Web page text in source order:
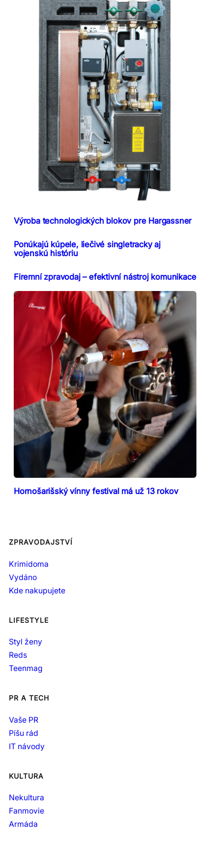
Výroba technologických blokov pre Hargassner
Ponúkajú kúpele, liečivé singletracky aj
vojenskú históriu
Firemní zpravodaj – efektivní nástroj komunikace
Hornošarišský vínny festival má už 13 rokov
ZPRAVODAJSTVÍ
Krimidoma
Vydáno
Kde nakupujete
LIFESTYLE
Styl ženy
Reds
Teenmag
PR A TECH
Vaše PR
Píšu rád
IT návody
KULTURA
Nekultura
Fanmovie
Armáda